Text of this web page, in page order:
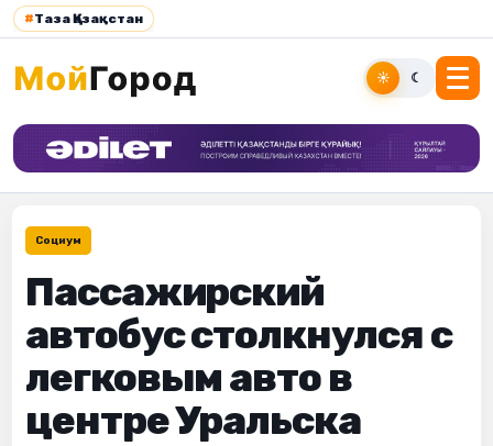
#Таза Қазақстан
☀ ☾
Социум
Пассажирский
автобус столкнулся с
легковым авто в
центре Уральска